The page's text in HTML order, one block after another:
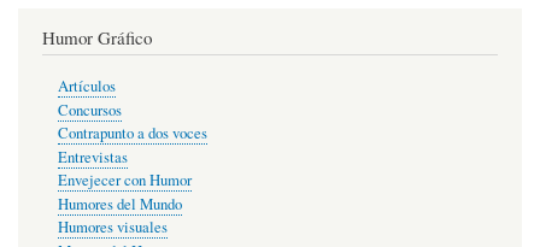
Humor Gráfico
Artículos
Concursos
Contrapunto a dos voces
Entrevistas
Envejecer con Humor
Humores del Mundo
Humores visuales